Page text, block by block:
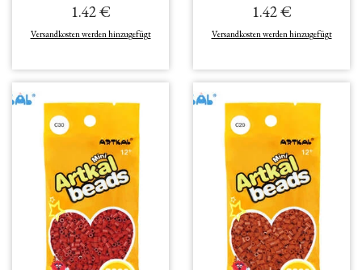
1.42 €
Versandkosten werden hinzugefügt
1.42 €
Versandkosten werden hinzugefügt